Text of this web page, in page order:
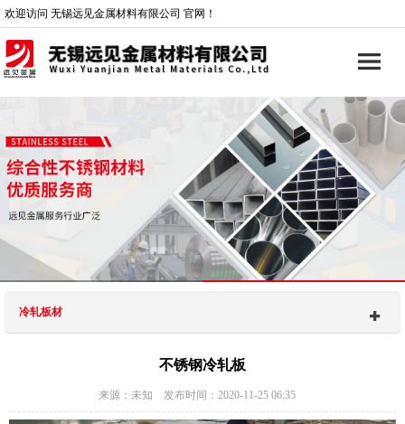
欢迎访问 无锡远见金属材料有限公司 官网！
冷轧板材
不锈钢冷轧板
来源：未知 发布时间：2020-11-25 06:35